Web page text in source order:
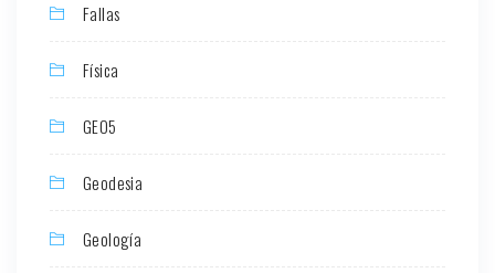
Fallas
Física
GEO5
Geodesia
Geología